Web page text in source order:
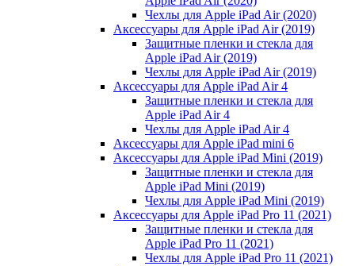
Чехлы для Apple iPad Air (2020)
Аксессуары для Apple iPad Air (2019)
Защитные пленки и стекла для
Apple iPad Air (2019)
Чехлы для Apple iPad Air (2019)
Аксессуары для Apple iPad Air 4
Защитные пленки и стекла для
Apple iPad Air 4
Чехлы для Apple iPad Air 4
Аксессуары для Apple iPad mini 6
Аксессуары для Apple iPad Mini (2019)
Защитные пленки и стекла для
Apple iPad Mini (2019)
Чехлы для Apple iPad Mini (2019)
Аксессуары для Apple iPad Pro 11 (2021)
Защитные пленки и стекла для
Apple iPad Pro 11 (2021)
Чехлы для Apple iPad Pro 11 (2021)